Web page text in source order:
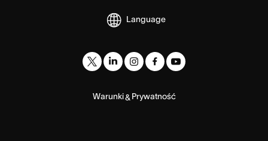
Language
Warunki& Prywatność